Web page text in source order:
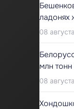
ладонях
08
млн
08